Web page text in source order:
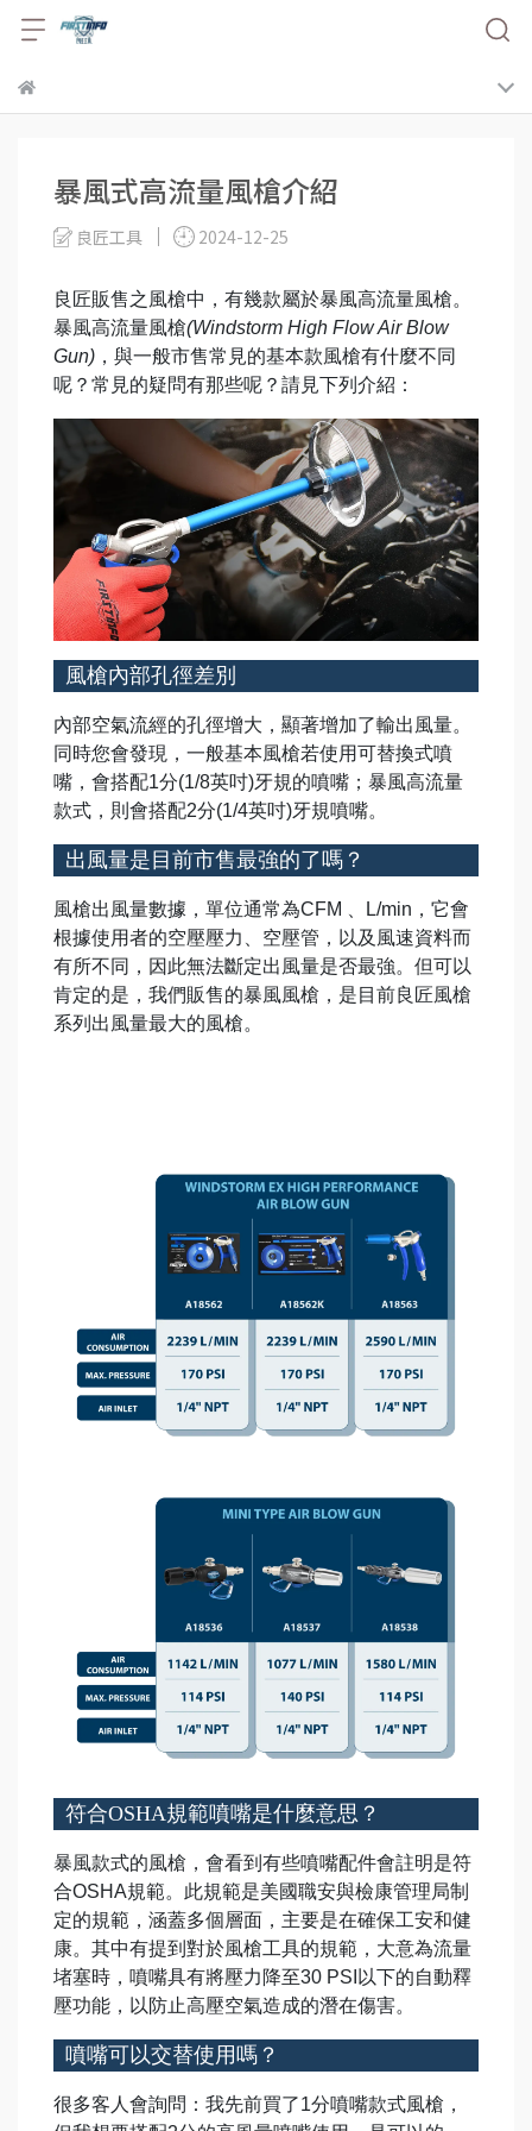
暴風式高流量風槍介紹
良匠工具 2024-12-25
良匠販售之風槍中，有幾款屬於暴風高流量風槍。
暴風高流量風槍(Windstorm High Flow Air Blow
Gun) ，與一般市售常見的基本款風槍有什麼不同
呢？常見的疑問有那些呢？請見下列介紹：
風槍內部孔徑差別
內部空氣流經的孔徑增大，顯著增加了輸出風量。
同時您會發現，一般基本風槍若使用可替換式噴
嘴，會搭配1分(1/8英吋)牙規的噴嘴；暴風高流量
款式，則會搭配2分(1/4英吋)牙規噴嘴。
出風量是目前市售最強的了嗎？
風槍出風量數據，單位通常為CFM L/min ，它會
根據使用者的空壓壓力、空壓管，以及風速資料而
有所不同，因此無法斷定出風量是否最強。但可以
肯定的是，我們販售的暴風風槍，是目前良匠風槍
系列出風量最大的風槍。
符合OSHA規範噴嘴是什麼意思？
暴風款式的風槍，會看到有些噴嘴配件會註明是符
合OSHA規範。此規範是美國職安與檢康管理局制
定的規範，涵蓋多個層面，主要是在確保工安和健
康。其中有提到對於風槍工具的規範，大意為流量
堵塞時，噴嘴具有將壓力降至30 PSI 以下的自動釋
壓功能，以防止高壓空氣造成的潛在傷害。
噴嘴可以交替使用嗎？
很多客人會詢問：我先前買了1分噴嘴款式風槍，